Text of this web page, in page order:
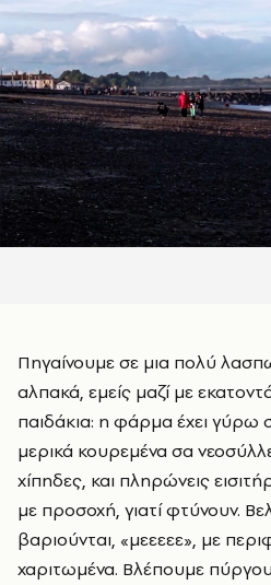
Πηγαίνουμε σε μια πολύ λασπωμένη φάρμα με
αλπακά, εμείς μαζί με
παιδάκια: η φάρμα έχει γύρω
μερικά κουρεμένα σα
χίπηδες, και πληρώνεις
με προσοχή, γιατί φτύνουν.
βαριούνται, «μεεεεε», με
χαριτωμένα. Βλέπουμε